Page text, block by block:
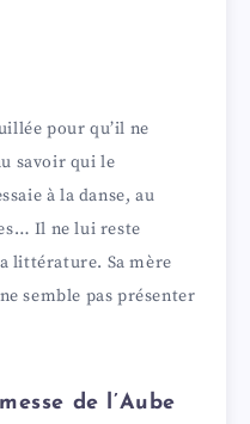
pour qu’il ne
savoir qui le
à la danse, au
Il ne lui reste
littérature. Sa mère
semble pas présenter
de l’Aube